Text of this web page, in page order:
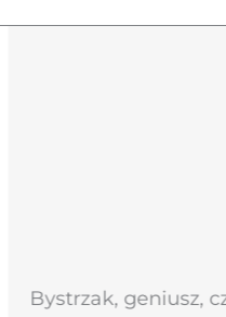
Bystrzak, geniusz,